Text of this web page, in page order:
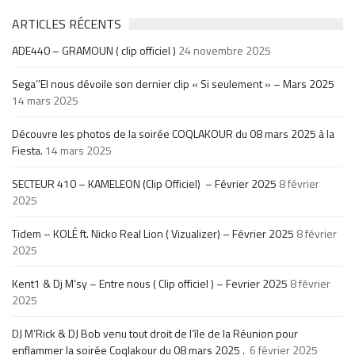
ARTICLES RÉCENTS
ADE440 – GRAMOUN ( clip officiel ) 24 novembre 2025
Sega’’El nous dévoile son dernier clip « Si seulement » – Mars 2025
14 mars 2025
Découvre les photos de la soirée COQLAKOUR du 08 mars 2025 à la
Fiesta. 14 mars 2025
SECTEUR 410 – KAMELEON (Clip Officiel) – Février 2025 8 février
2025
Tidem – KOLÉ ft. Nicko Real Lion ( Vizualizer) – Février 2025 8 février
2025
Kent1 & Dj M’sy – Entre nous ( Clip officiel ) – Fevrier 2025 8 février
2025
DJ M’Rick & DJ Bob venu tout droit de l’île de la Réunion pour
enflammer la soirée Coqlakour du 08 mars 2025 . 6 février 2025